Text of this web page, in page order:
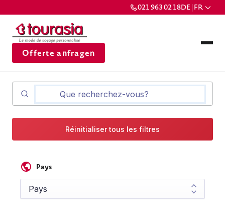
021 963 02 18DE | FR
Offerte anfragen
Réinitialiser tous les filtres
Pays